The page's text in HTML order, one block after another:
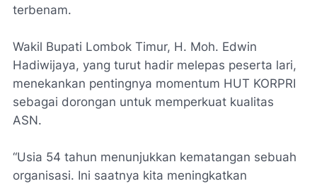
terbenam.
Wakil Bupati Lombok Timur, H. Moh. Edwin
Hadiwijaya, yang turut hadir melepas peserta lari,
menekankan pentingnya momentum HUT KORPRI
sebagai dorongan untuk memperkuat kualitas
ASN.
“Usia 54 tahun menunjukkan kematangan sebuah
organisasi. Ini saatnya kita meningkatkan